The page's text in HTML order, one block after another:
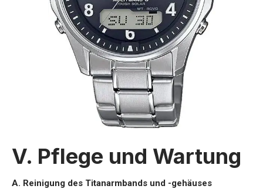
V. Pflege und Wartung
A. Reinigung des Titanarmbands und -gehäuses